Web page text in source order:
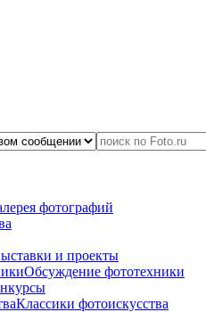
фотографий
и проекты
Обсуждение фототехники
Классики фотоискусства